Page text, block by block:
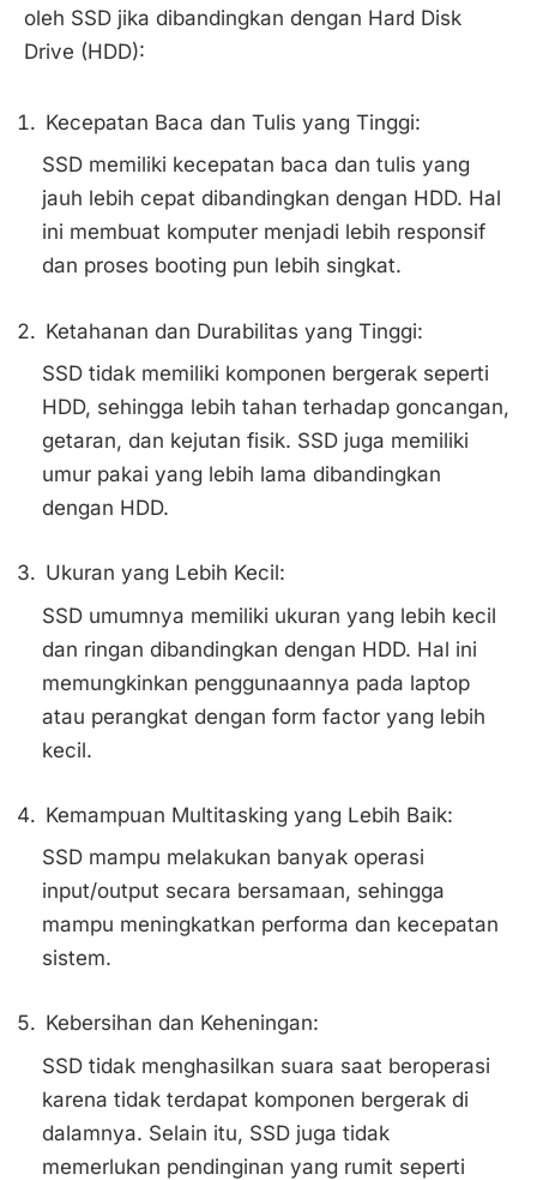
oleh SSD jika dibandingkan dengan Hard Disk
Drive (HDD):
Kecepatan Baca dan Tulis yang Tinggi:
SSD memiliki kecepatan baca dan tulis yang
jauh lebih cepat dibandingkan dengan HDD. Hal
ini membuat komputer menjadi lebih responsif
dan proses booting pun lebih singkat.
Ketahanan dan Durabilitas yang Tinggi:
SSD tidak memiliki komponen bergerak seperti
HDD, sehingga lebih tahan terhadap goncangan,
getaran, dan kejutan fisik. SSD juga memiliki
umur pakai yang lebih lama dibandingkan
dengan HDD.
Ukuran yang Lebih Kecil:
SSD umumnya memiliki ukuran yang lebih kecil
dan ringan dibandingkan dengan HDD. Hal ini
memungkinkan penggunaannya pada laptop
atau perangkat dengan form factor yang lebih
kecil.
Kemampuan Multitasking yang Lebih Baik:
SSD mampu melakukan banyak operasi
input/output secara bersamaan, sehingga
mampu meningkatkan performa dan kecepatan
sistem.
Kebersihan dan Keheningan:
SSD tidak menghasilkan suara saat beroperasi
karena tidak terdapat komponen bergerak di
dalamnya. Selain itu, SSD juga tidak
memerlukan pendinginan yang rumit seperti